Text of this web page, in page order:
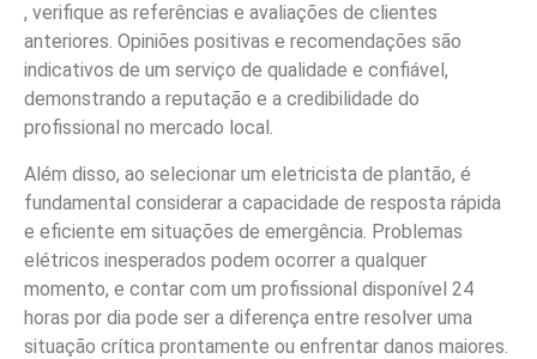
, verifique as referências e avaliações de clientes
anteriores. Opiniões positivas e recomendações são
indicativos de um serviço de qualidade e confiável,
demonstrando a reputação e a credibilidade do
profissional no mercado local.
Além disso, ao selecionar um eletricista de plantão, é
fundamental considerar a capacidade de resposta rápida
e eficiente em situações de emergência. Problemas
elétricos inesperados podem ocorrer a qualquer
momento, e contar com um profissional disponível 24
horas por dia pode ser a diferença entre resolver uma
situação crítica prontamente ou enfrentar danos maiores.